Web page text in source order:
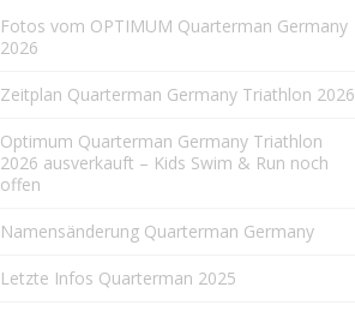
Fotos vom OPTIMUM Quarterman Germany
2026
Zeitplan Quarterman Germany Triathlon 2026
Optimum Quarterman Germany Triathlon
2026 ausverkauft – Kids Swim & Run noch
offen
Namensänderung Quarterman Germany
Letzte Infos Quarterman 2025